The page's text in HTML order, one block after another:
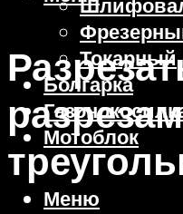
Токарный
Болгарка
Мотоблок
Меню